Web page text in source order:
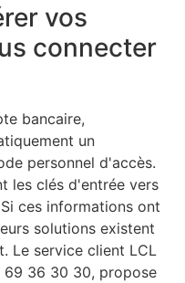
vos
connecter
bancaire,
un
personnel d'accès.
les clés d'entrée vers
ces informations ont
solutions existent
Le service client LCL
69 36 30 30, propose